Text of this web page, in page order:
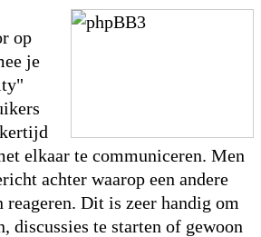
op
je
elkaar te communiceren. Men
achter waarop een andere
reageren. Dit is zeer handig om
discussies te starten of gewoon